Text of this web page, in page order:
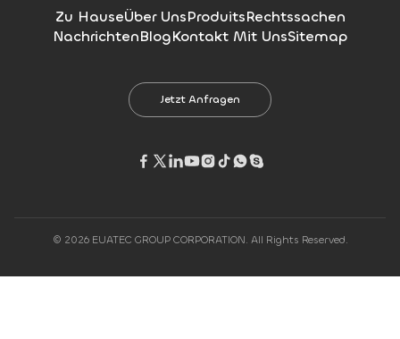
Zu HauseÜber UnsProduitsRechtssachen
NachrichtenBlogKontakt Mit UnsSitemap
Jetzt Anfragen
© 2026 EUATEC GROUP CORPORATION. All Rights Reserved.